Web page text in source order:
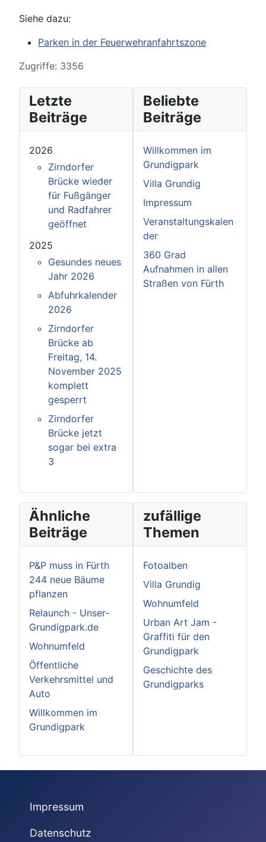
Siehe dazu:
Parken in der Feuerwehranfahrtszone
Zugriffe: 3356
Letzte
Beiträge
2026
Zirndorfer
Brücke wieder
für Fußgänger
und Radfahrer
geöffnet
2025
Gesundes neues
Jahr 2026
Abfuhrkalender
2026
Zirndorfer
Brücke ab
Freitag, 14.
November 2025
komplett
gesperrt
Zirndorfer
Brücke jetzt
sogar bei extra
3
Beliebte
Beiträge
Willkommen im
Grundigpark
Villa Grundig
Impressum
Veranstaltungskalen
der
360 Grad
Aufnahmen in allen
Straßen von Fürth
Ähnliche
Beiträge
P&P muss in Fürth
244 neue Bäume
pflanzen
Relaunch - Unser-
Grundigpark.de
Wohnumfeld
Öffentliche
Verkehrsmittel und
Auto
Willkommen im
Grundigpark
zufällige
Themen
Fotoalben
Villa Grundig
Wohnumfeld
Urban Art Jam -
Graffiti für den
Grundigpark
Geschichte des
Grundigparks
Impressum
Datenschutz